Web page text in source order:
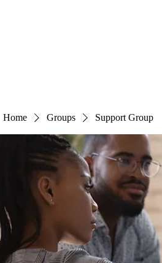
Home Groups Support Group